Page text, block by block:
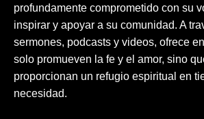
profundamente comprometido con su
inspirar y apoyar a su comunidad. A
sermones, podcasts y videos, ofrece
solo promueven la fe y el amor, sino
proporcionan un refugio espiritual en
necesidad.